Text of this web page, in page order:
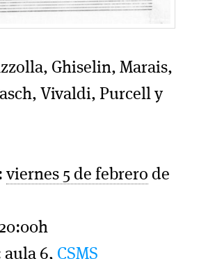
Ghiselin, Marais,
Vivaldi, Purcell y
:viernes 5 de febrero de
aula 6, CSMS